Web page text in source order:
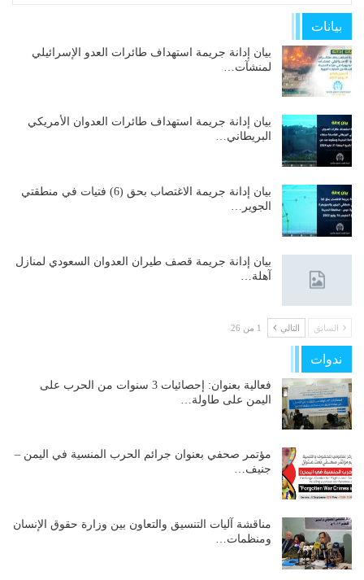
بيانات
بيان إدانة جريمة استهداف طائرات العدو الإسرائيلي
لمنشآت…
بيان إدانة جريمة استهداف طائرات العدوان الأمريكي
البريطاني…
بيان إدانة جريمة الاغتصاب بحق (6) فتيات في منطقتي
الجوير…
بيان إدانة جريمة قصف طيران العدوان السعودي لمنازل
آهلة…
السابق التالي 1 من 26
ندوات
فعالية بعنوان: إحصائيات 3 سنوات من الحرب على
اليمن على طاولة…
مؤتمر صحفي بعنوان جرائم الحرب المنسية في اليمن –
جنيف…
مناقشة آليات التنسيق والتعاون بين وزارة حقوق الإنسان
ومنظمات…